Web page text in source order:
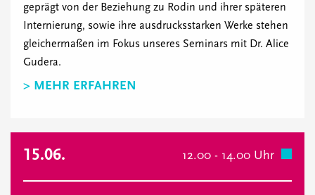
geprägt von der Beziehung zu Rodin und ihrer späteren
Internierung, sowie ihre ausdrucksstarken Werke stehen
gleichermaßen im Fokus unseres Seminars mit Dr. Alice
Gudera.
> MEHR ERFAHREN
15.06. 12.00 - 14.00 Uhr